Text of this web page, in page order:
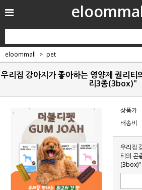
eloommall pet
우리집 강아지가 좋아하는 영양제 퀄리티
리3종(3box)"
상품가
배송비
우리집
티의 곤
(3box)"